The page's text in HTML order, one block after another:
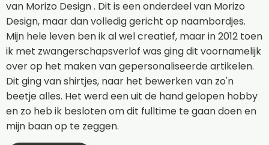
van Morizo Design . Dit is een onderdeel van Morizo
Design, maar dan volledig gericht op naambordjes.
Mijn hele leven ben ik al wel creatief, maar in 2012 toen
ik met zwangerschapsverlof was ging dit voornamelijk
over op het maken van gepersonaliseerde artikelen.
Dit ging van shirtjes, naar het bewerken van zo'n
beetje alles. Het werd een uit de hand gelopen hobby
en zo heb ik besloten om dit fulltime te gaan doen en
mijn baan op te zeggen.